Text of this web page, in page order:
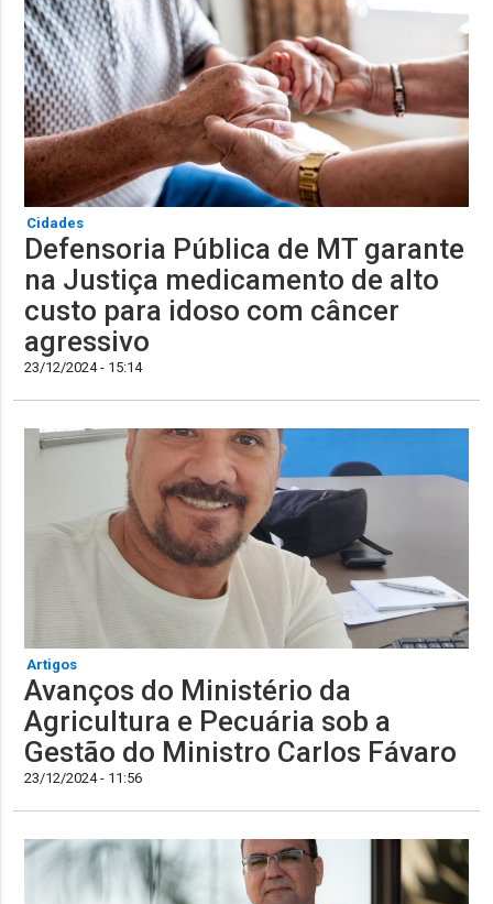
Cidades
Defensoria Pública de MT garante
na Justiça medicamento de alto
custo para idoso com câncer
agressivo
23/12/2024 - 15:14
Artigos
Avanços do Ministério da
Agricultura e Pecuária sob a
Gestão do Ministro Carlos Fávaro
23/12/2024 - 11:56